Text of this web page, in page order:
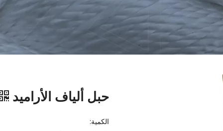
حبل ألياف الأراميد
الكمية: